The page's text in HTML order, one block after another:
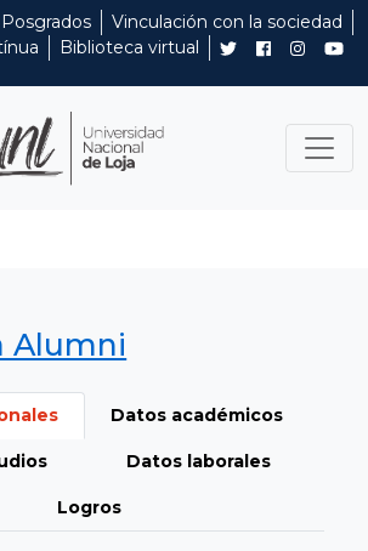
Posgrados
Vinculación con la sociedad
Biblioteca virtual
Alumni
Datos académicos
Datos laborales
Logros